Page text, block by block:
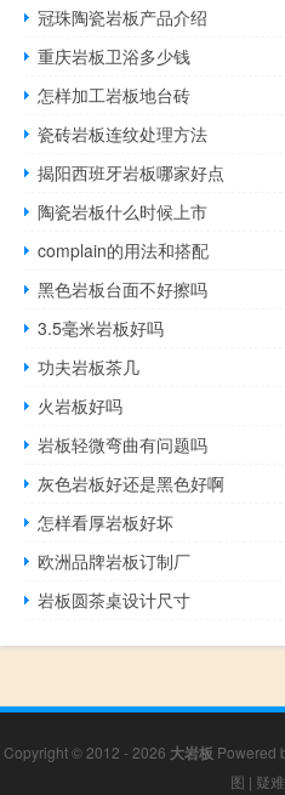
冠珠陶瓷岩板产品介绍
重庆岩板卫浴多少钱
怎样加工岩板地台砖
瓷砖岩板连纹处理方法
揭阳西班牙岩板哪家好点
陶瓷岩板什么时候上市
complain的用法和搭配
黑色岩板台面不好擦吗
3.5毫米岩板好吗
功夫岩板茶几
火岩板好吗
岩板轻微弯曲有问题吗
灰色岩板好还是黑色好啊
怎样看厚岩板好坏
欧洲品牌岩板订制厂
岩板圆茶桌设计尺寸
Copyright © 2012 - 2026 大岩板 Powered
图 | 疑